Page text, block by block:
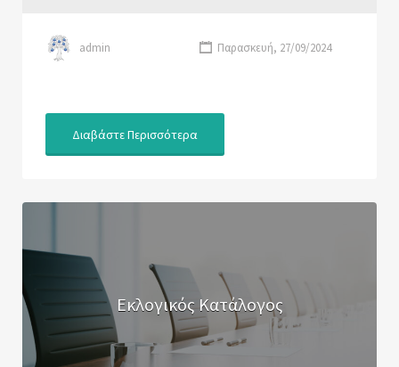
admin Παρασκευή, 27/09/2024
Διαβάστε Περισσότερα
Εκλογικός Κατάλογος